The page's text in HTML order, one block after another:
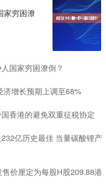
家穷困潦
国家穷困潦倒？
增长预期上调至68%
香港的避免双重征税协定
亿历史最佳 当量碳酸锂产
价厘定为每股H股209.88港